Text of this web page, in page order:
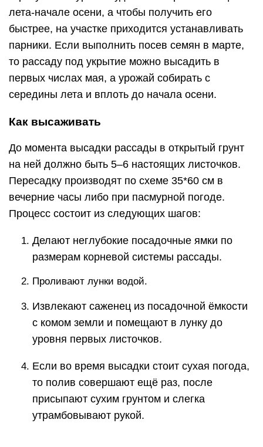
лета-начале осени, а чтобы получить его
быстрее, на участке приходится устанавливать
парники. Если выполнить посев семян в марте,
то рассаду под укрытие можно высадить в
первых числах мая, а урожай собирать с
середины лета и вплоть до начала осени.
Как высаживать
До момента высадки рассады в открытый грунт
на ней должно быть 5–6 настоящих листочков.
Пересадку производят по схеме 35*60 см в
вечерние часы либо при пасмурной погоде.
Процесс состоит из следующих шагов:
Делают неглубокие посадочные ямки по
размерам корневой системы рассады.
Проливают лунки водой.
Извлекают саженец из посадочной ёмкости
с комом земли и помещают в лунку до
уровня первых листочков.
Если во время высадки стоит сухая погода,
то полив совершают ещё раз, после
присыпают сухим грунтом и слегка
утрамбовывают рукой.